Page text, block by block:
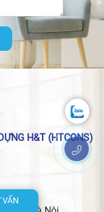
H&T (HTCONS)
VẤN